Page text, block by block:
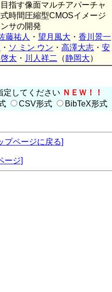
指す像面マルチアパーチャ
時間圧縮型CMOSイメージ
サの開発
藤祐人 ・ 望月風大 ・ 香川景一
・ ソ ミン ウン ・ 高澤大志 ・ 安
太 ・ 川人祥二 （静岡大）
定してください ＮＥＷ！！
CSV形式 BibTeX形式
プページに戻る]
ージ]